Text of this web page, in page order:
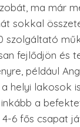
ma már
sokkal
szolgáltató
fejlődjön és
például
helyi lakosok
a
6 fős csapat